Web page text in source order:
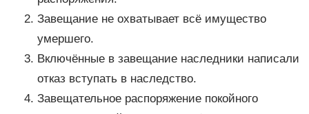
Завещание не охватывает всё имущество
умершего.
Включённые в завещание наследники написали
отказ вступать в наследство.
Завещательное распоряжение покойного